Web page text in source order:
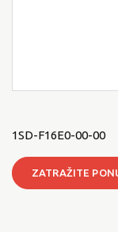
1SD-F16E0-00-00
ZATRAŽITE